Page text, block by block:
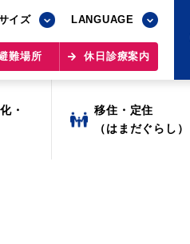
イズ LANGUAGE
難場所 休日診療案内
イズ LANGUAGE
難場所 休日診療案内
・
移住・定住
（はまだぐらし）
・
移住・定住
（はまだぐらし）